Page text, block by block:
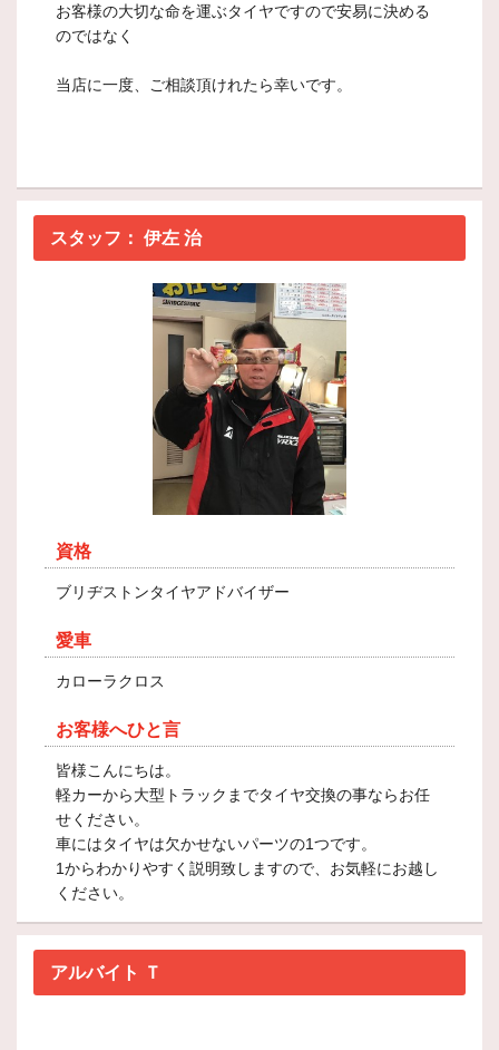
お客様の大切な命を運ぶタイヤですので安易に決める
のではなく
当店に一度、ご相談頂けれたら幸いです。
スタッフ： 伊左 治
資格
ブリヂストンタイヤアドバイザー
愛車
カローラクロス
お客様へひと言
皆様こんにちは。
軽カーから大型トラックまでタイヤ交換の事ならお任
せください。
車にはタイヤは欠かせないパーツの1つです。
1からわかりやすく説明致しますので、お気軽にお越し
ください。
アルバイト Ｔ